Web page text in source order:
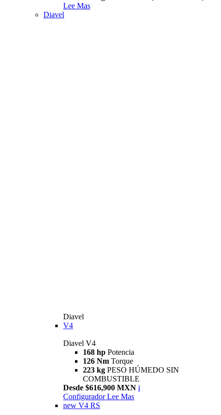
Lee Mas
Diavel
Diavel
V4
Diavel V4
168 hp Potencia
126 Nm Torque
223 kg PESO HÚMEDO SIN
COMBUSTIBLE
Desde $616,900 MXN i
Configurador Lee Mas
new V4 RS